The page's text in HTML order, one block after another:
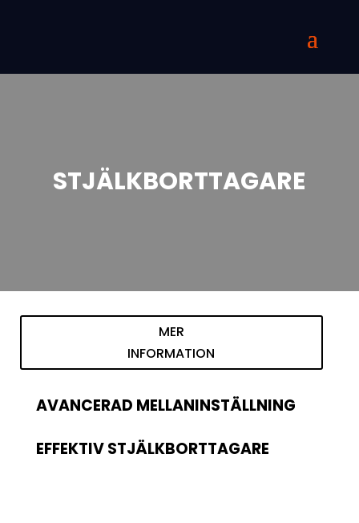
STJÄLKBORTTAGARE
MER
INFORMATION
AVANCERAD MELLANINSTÄLLNING
EFFEKTIV STJÄLKBORTTAGARE